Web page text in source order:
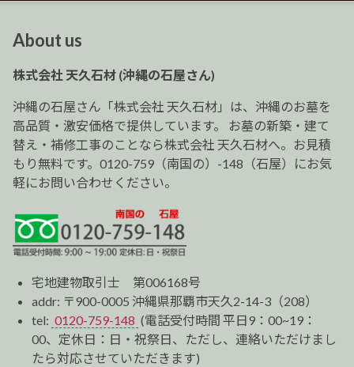
ゲ
ー
ョ
ン
About us
株式会社 天久石材 (沖縄の石屋さん)
沖縄の石屋さん「株式会社 天久石材」は、沖縄のお墓を
高品質・激安価格で提供しています。 お墓の新築・建て
替え・補修工事のことなら株式会社 天久石材へ。お見積
もり無料です。0120-759（南国の）-148（石屋）にお気
軽にお問い合わせください。
宅地建物取引士 第006168号
addr: 〒900-0005 沖縄県那覇市天久2-14-3（208）
tel: 0120-759-148 (電話受付時間 平日9：00~19：
00、定休日：日・祝祭日、ただし、連絡いただけまし
たら対応させていただきます)